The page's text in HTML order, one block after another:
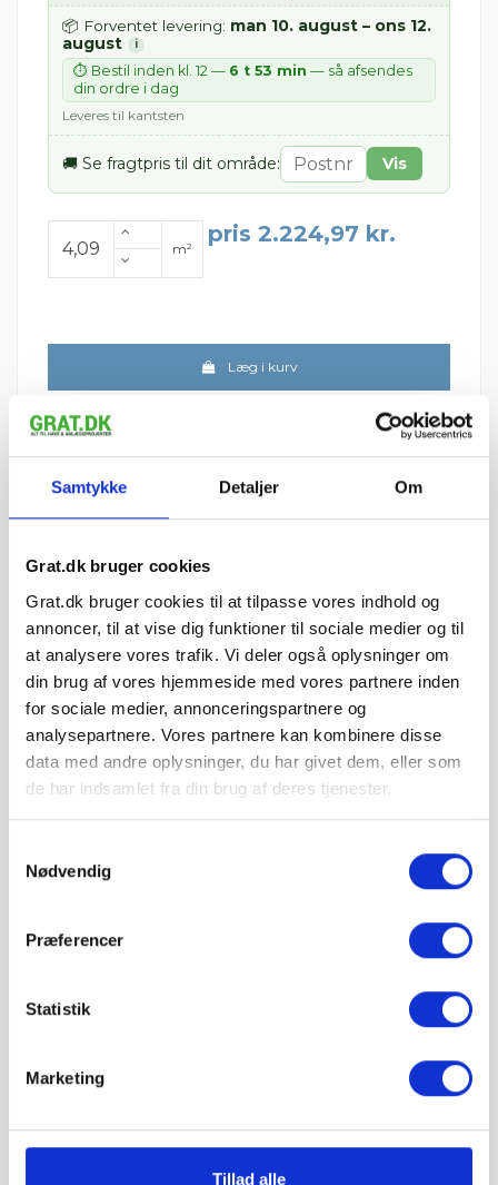
Samtykke Detaljer Om
Grat.dk bruger cookies
Grat.dk bruger cookies til at tilpasse vores indhold og
annoncer, til at vise dig funktioner til sociale medier og til
at analysere vores trafik. Vi deler også oplysninger om
din brug af vores hjemmeside med vores partnere inden
for sociale medier, annonceringspartnere og
analysepartnere. Vores partnere kan kombinere disse
data med andre oplysninger, du har givet dem, eller som
de har indsamlet fra din brug af deres tjenester.
Nødvendig
Præferencer
Statistik
Marketing
Tillad alle
📦 Forventet levering: man 10. august – ons 12.
august
i
⏱ Bestil inden kl. 12 — 6 t 53 min — så afsendes
din ordre i dag
Leveres til kantsten
🚚 Se fragtpris til dit område: Vis
m²
pris 2.224,97 kr.
Læg i kurv
30.5 cm x 30,5 cm x 1 cm fliser.
1 flise = 0,093 m² (930 cm²)
1 palle = 46,51 m²
Jylland/Fyn: 299 kr.
Sjælland: 349 kr.
Hos Grat får du:
Konkurrencedygtige priser